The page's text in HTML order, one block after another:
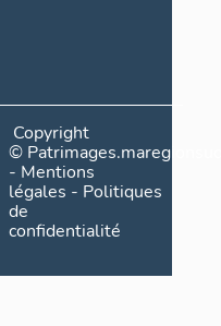
Copyright
©
- Mentions
légales - Politiques
de
confidentialité